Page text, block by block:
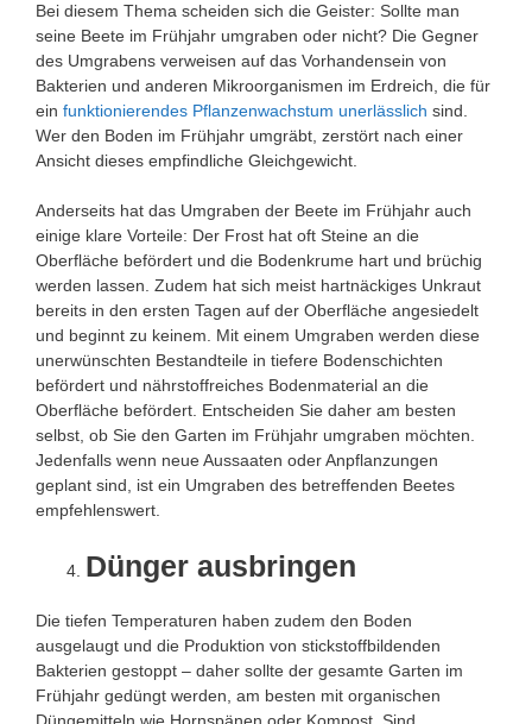
Bei diesem Thema scheiden sich die Geister: Sollte man
seine Beete im Frühjahr umgraben oder nicht? Die Gegner
des Umgrabens verweisen auf das Vorhandensein von
Bakterien und anderen Mikroorganismen im Erdreich, die für
ein funktionierendes Pflanzenwachstum unerlässlich sind.
Wer den Boden im Frühjahr umgräbt, zerstört nach einer
Ansicht dieses empfindliche Gleichgewicht.
Anderseits hat das Umgraben der Beete im Frühjahr auch
einige klare Vorteile: Der Frost hat oft Steine an die
Oberfläche befördert und die Bodenkrume hart und brüchig
werden lassen. Zudem hat sich meist hartnäckiges Unkraut
bereits in den ersten Tagen auf der Oberfläche angesiedelt
und beginnt zu keinem. Mit einem Umgraben werden diese
unerwünschten Bestandteile in tiefere Bodenschichten
befördert und nährstoffreiches Bodenmaterial an die
Oberfläche befördert. Entscheiden Sie daher am besten
selbst, ob Sie den Garten im Frühjahr umgraben möchten.
Jedenfalls wenn neue Aussaaten oder Anpflanzungen
geplant sind, ist ein Umgraben des betreffenden Beetes
empfehlenswert.
Dünger ausbringen
Die tiefen Temperaturen haben zudem den Boden
ausgelaugt und die Produktion von stickstoffbildenden
Bakterien gestoppt – daher sollte der gesamte Garten im
Frühjahr gedüngt werden, am besten mit organischen